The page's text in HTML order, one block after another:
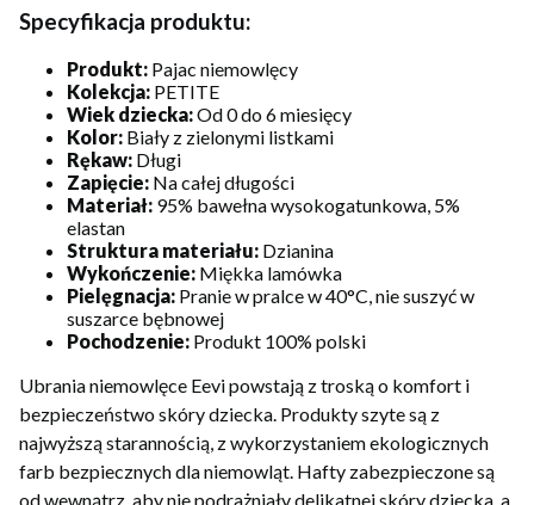
Specyfikacja produktu:
Produkt: Pajac niemowlęcy
Kolekcja: PETITE
Wiek dziecka:Od 0 do 6 miesięcy
Kolor: Biały z zielonymi listkami
Rękaw: Długi
Zapięcie: Na całej długości
Materiał: 95% bawełna wysokogatunkowa, 5%
elastan
Struktura materiału: Dzianina
Wykończenie: Miękka lamówka
Pielęgnacja: Pranie w pralce w 40°C, nie suszyć w
suszarce bębnowej
Pochodzenie: Produkt 100% polski
Ubrania niemowlęce Eevi powstają z troską o komfort i
bezpieczeństwo skóry dziecka. Produkty szyte są z
najwyższą starannością, z wykorzystaniem ekologicznych
farb bezpiecznych dla niemowląt. Hafty zabezpieczone są
od wewnątrz, aby nie podrażniały delikatnej skóry dziecka, a